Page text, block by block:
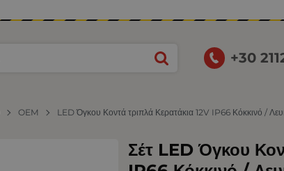
+30
OEM LED Όγκου Κοντά τριπλά Κερατάκια 12V IP66 Κόκκινό /
Σέτ LED Όγκου